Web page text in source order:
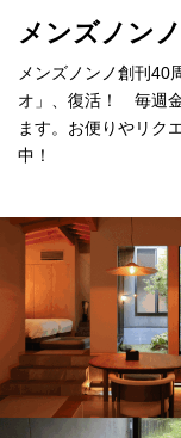
メンズノン
メンズノンノ創刊40
オ」、復活！ 毎週
ます。お便りやリク
中！